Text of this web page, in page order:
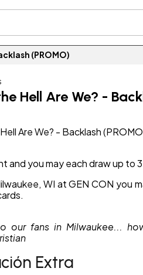
(PROMO)
Hell Are We? -
Are We? - Backlash
and you may each draw up to
WI at GEN CON you
our fans in Milwaukee...
Extra